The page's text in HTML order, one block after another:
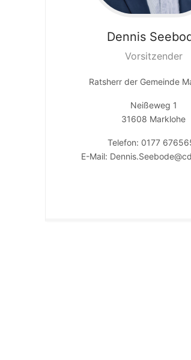
Dennis
Vorsitzender
Ratsherr der Gemeinde
Neißeweg 1
31608 Marklohe
Telefon: 0177
E-Mail: